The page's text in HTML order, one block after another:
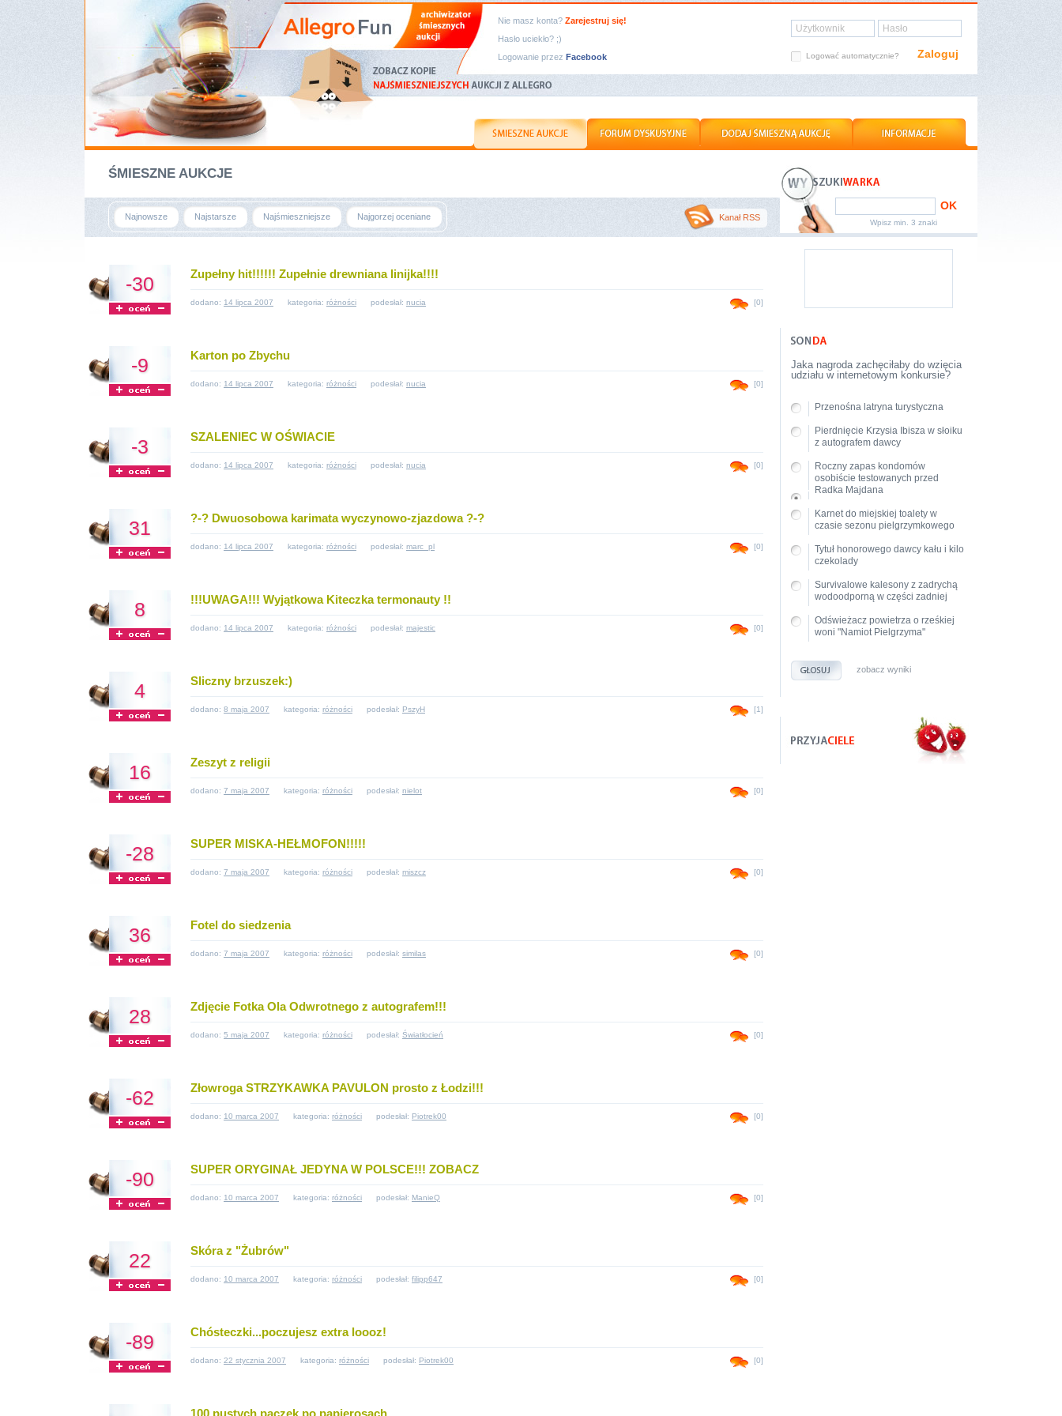
Nie masz konta? Zarejestruj się!
Hasło uciekło? ;)
Logowanie przez Facebook
Użytkownik Hasło
Logować automatycznie? Zaloguj
ŚMIESZNE AUKCJE
Najnowsze Najstarsze Najśmieszniejsze Najgorzej oceniane Kanał RSS
-30 Zupełny hit!!!!!! Zupełnie drewniana linijka!!!!
dodano: 14 lipca 2007 kategoria: różności podesłał: nucia [0]
-9 Karton po Zbychu
dodano: 14 lipca 2007 kategoria: różności podesłał: nucia [0]
-3 SZALENIEC W OŚWIACIE
dodano: 14 lipca 2007 kategoria: różności podesłał: nucia [0]
31 ?-? Dwuosobowa karimata wyczynowo-zjazdowa ?-?
dodano: 14 lipca 2007 kategoria: różności podesłał: marc_pl [0]
8 !!!UWAGA!!! Wyjątkowa Kiteczka termonauty !!
dodano: 14 lipca 2007 kategoria: różności podesłał: majestic [0]
4 Sliczny brzuszek:)
dodano: 8 maja 2007 kategoria: różności podesłał: PszyH [1]
16 Zeszyt z religii
dodano: 7 maja 2007 kategoria: różności podesłał: nielot [0]
-28 SUPER MISKA-HEŁMOFON!!!!!
dodano: 7 maja 2007 kategoria: różności podesłał: miszcz [0]
36 Fotel do siedzenia
dodano: 7 maja 2007 kategoria: różności podesłał: similas [0]
28 Zdjęcie Fotka Ola Odwrotnego z autografem!!!
dodano: 5 maja 2007 kategoria: różności podesłał: Światłocień [0]
-62 Złowroga STRZYKAWKA PAVULON prosto z Łodzi!!!
dodano: 10 marca 2007 kategoria: różności podesłał: Piotrek00 [0]
-90 SUPER ORYGINAŁ JEDYNA W POLSCE!!! ZOBACZ
dodano: 10 marca 2007 kategoria: różności podesłał: ManieQ [0]
22 Skóra z "Żubrów"
dodano: 10 marca 2007 kategoria: różności podesłał: filipp647 [0]
-89 Chósteczki...poczujesz extra loooz!
dodano: 22 stycznia 2007 kategoria: różności podesłał: Piotrek00 [0]
100 pustych paczek po papierosach
OK
Wpisz min. 3 znaki
Jaka nagroda zachęciłaby do wzięcia
udziału w internetowym konkursie?
Przenośna latryna turystyczna
Pierdnięcie Krzysia Ibisza w słoiku
z autografem dawcy
Roczny zapas kondomów
osobiście testowanych przed
Radka Majdana
Karnet do miejskiej toalety w
czasie sezonu pielgrzymkowego
Tytuł honorowego dawcy kału i kilo
czekolady
Survivalowe kalesony z zadrychą
wodoodporną w części zadniej
Odświeżacz powietrza o rześkiej
woni "Namiot Pielgrzyma"
zobacz wyniki